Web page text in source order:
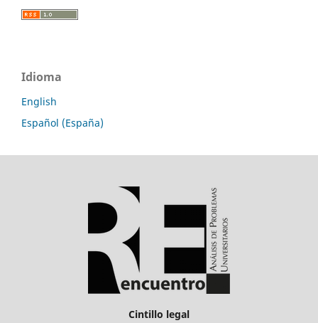
Idioma
English
Español (España)
Cintillo legal